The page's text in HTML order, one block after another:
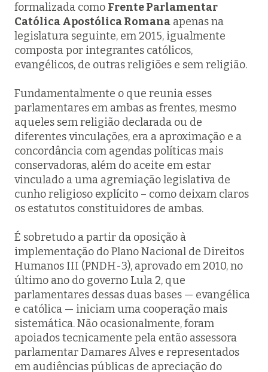
formalizada como Frente Parlamentar
Católica Apostólica Romana apenas na
legislatura seguinte, em 2015, igualmente
composta por integrantes católicos,
evangélicos, de outras religiões e sem religião.
Fundamentalmente o que reunia esses
parlamentares em ambas as frentes, mesmo
aqueles sem religião declarada ou de
diferentes vinculações, era a aproximação e a
concordância com agendas políticas mais
conservadoras, além do aceite em estar
vinculado a uma agremiação legislativa de
cunho religioso explícito – como deixam claros
os estatutos constituidores de ambas.
É sobretudo a partir da oposição à
implementação do Plano Nacional de Direitos
Humanos III (PNDH-3), aprovado em 2010, no
último ano do governo Lula 2, que
parlamentares dessas duas bases — evangélica
e católica — iniciam uma cooperação mais
sistemática. Não ocasionalmente, foram
apoiados tecnicamente pela então assessora
parlamentar Damares Alves e representados
em audiências públicas de apreciação do